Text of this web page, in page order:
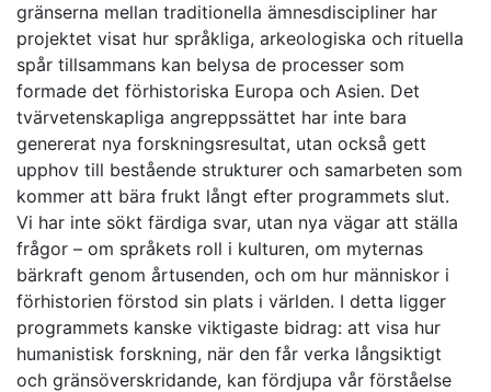
gränserna mellan traditionella ämnesdiscipliner har
projektet visat hur språkliga, arkeologiska och rituella
spår tillsammans kan belysa de processer som
formade det förhistoriska Europa och Asien. Det
tvärvetenskapliga angreppssättet har inte bara
genererat nya forskningsresultat, utan också gett
upphov till bestående strukturer och samarbeten som
kommer att bära frukt långt efter programmets slut.
Vi har inte sökt färdiga svar, utan nya vägar att ställa
frågor – om språkets roll i kulturen, om myternas
bärkraft genom årtusenden, och om hur människor i
förhistorien förstod sin plats i världen. I detta ligger
programmets kanske viktigaste bidrag: att visa hur
humanistisk forskning, när den får verka långsiktigt
och gränsöverskridande, kan fördjupa vår förståelse